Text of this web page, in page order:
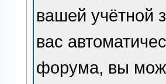
вашей учётной
вас
форума, вы